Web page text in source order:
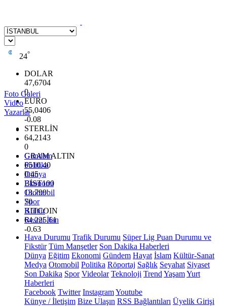
24°
DOLAR
47,6704
0
EURO
55,0406
-0.08
STERLİN
64,2143
0
GRAM ALTIN
6510.40
0.45
BİST100
13.799
70
BITCOIN
64.225,61
-0.63
Foto Galeri
Video
Yazarlar
Gündem
Politika
Dünya
Ekonomi
Otomobil
Spor
Kültür
Resmi İlan
Hava Durumu Trafik Durumu Süper Lig Puan Durumu ve
Fikstür Tüm Manşetler Son Dakika Haberleri
Dünya Eğitim Ekonomi Gündem Hayat İslam Kültür-Sanat
Medya Otomobil Politika Röportaj Sağlık Seyahat Siyaset
Son Dakika Spor Videolar Teknoloji Trend YaşamYurt
Haberleri
Facebook Twitter InstagramYoutube
Künye / İletişim Bize Ulaşın RSS Bağlantıları Üyelik Girişi